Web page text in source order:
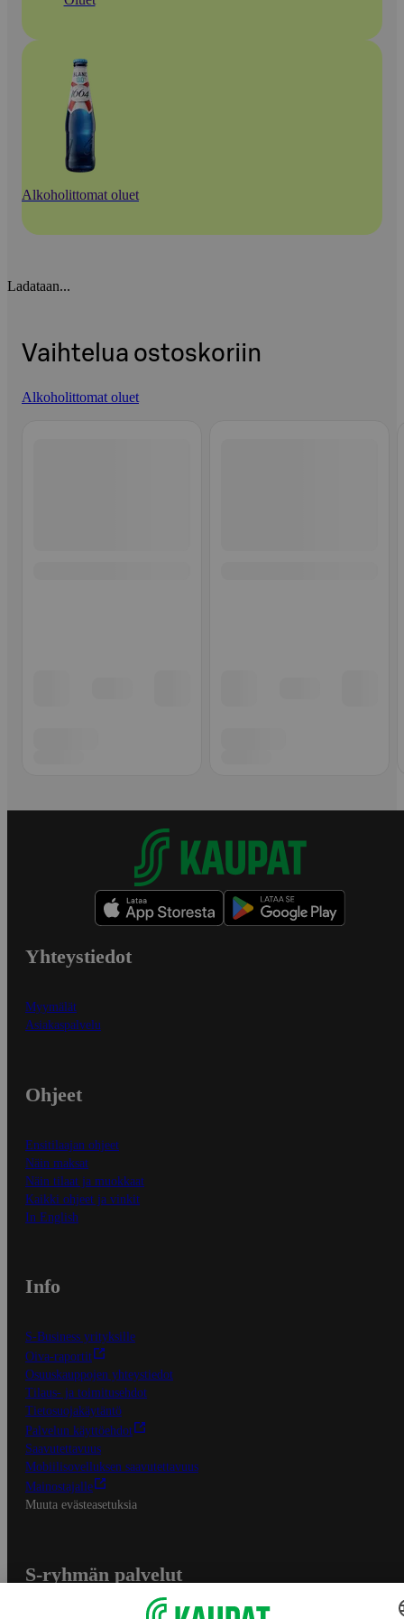
Alkoholittomat oluet
Ladataan...
Vaihtelua ostoskoriin
Alkoholittomat oluet
Yhteystiedot
Myymälät
Asiakaspalvelu
Ohjeet
Ensitilaajan ohjeet
Näin maksat
Näin tilaat ja muokkaat
Kaikki ohjeet ja vinkit
In English
Info
S-Business yrityksille
Oiva-raportit
Osuuskauppojen yhteystiedot
Tilaus- ja toimitusehdot
Tietosuojakäytäntö
Palvelun käyttöehdot
Saavutettavuus
Mobiilisovelluksen saavutettavuus
Mainostajalle
Muuta evästeasetuksia
S-ryhmän palvelut